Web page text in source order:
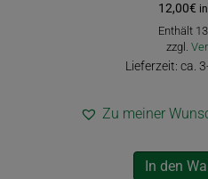
12,00€
Enthält
zzgl.
Lieferzeit: ca.
Zu meiner
In den